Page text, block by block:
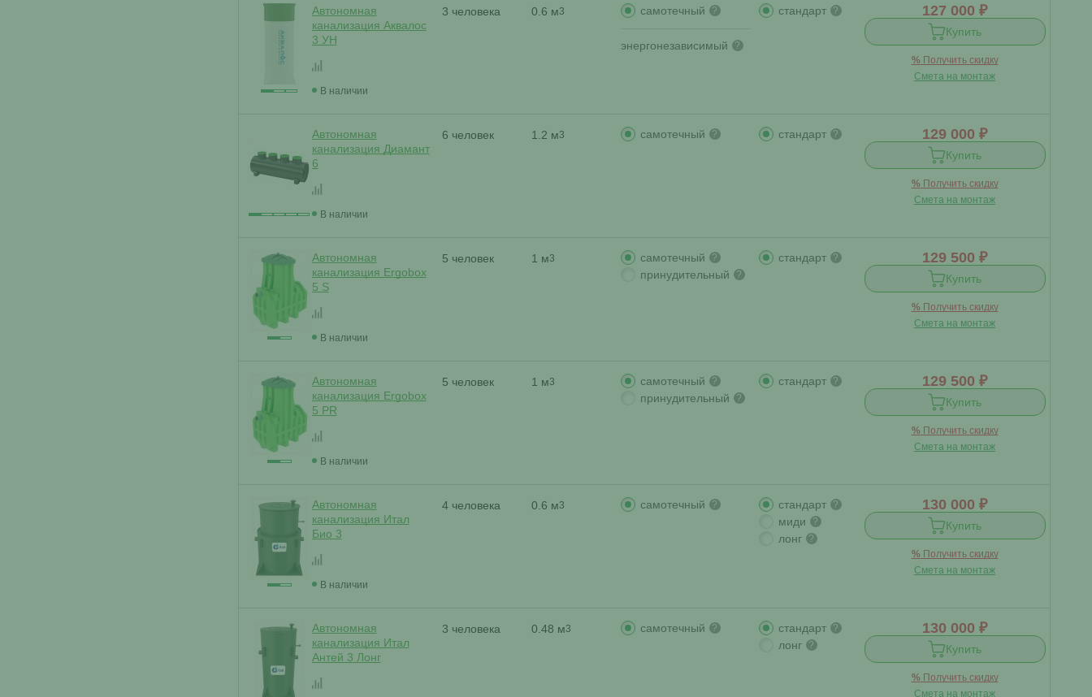
Автономная
канализация Аквалос
3 УН
В наличии
3 человека 0.6 м3 самотечный ?
энергонезависимый ?
стандарт ? 127 000 ₽
Купить
% Получить скидку
Смета на монтаж
Автономная
канализация Диамант
6
В наличии
6 человек 1.2 м3 самотечный ? стандарт ? 129 000 ₽
Купить
% Получить скидку
Смета на монтаж
Автономная
канализация Ergobox
5 S
В наличии
5 человек 1 м3 самотечный ?
принудительный ?
стандарт ? 129 500 ₽
Купить
% Получить скидку
Смета на монтаж
Автономная
канализация Ergobox
5 PR
В наличии
5 человек 1 м3 самотечный ?
принудительный ?
стандарт ? 129 500 ₽
Купить
% Получить скидку
Смета на монтаж
Автономная
канализация Итал
Био 3
В наличии
4 человека 0.6 м3 самотечный ? стандарт ?
миди ?
лонг ?
130 000 ₽
Купить
% Получить скидку
Смета на монтаж
Автономная
канализация Итал
Антей 3 Лонг
3 человека 0.48 м3 самотечный ? стандарт ?
лонг ?
130 000 ₽
Купить
% Получить скидку
Смета на монтаж